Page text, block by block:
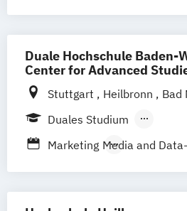
Marketing &
(DE/EN)
Duale Hochschule Baden-
Center for Advanced
Stuttgart Heilbronn
Bad
Friedrichshafen
Ravensburg Villingen-
Horb am Neckar
Duales Studium
Berufsbegleitendes
Marketing Media and